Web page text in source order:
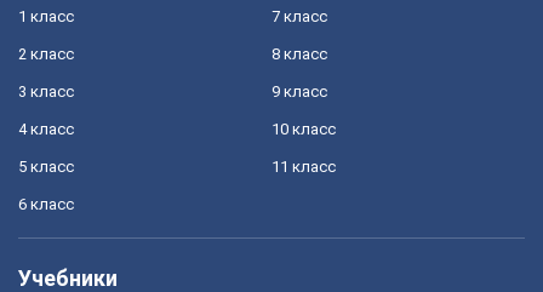
1 класс
2 класс
3 класс
4 класс
5 класс
6 класс
7 класс
8 класс
9 класс
10 класс
11 класс
Учебники